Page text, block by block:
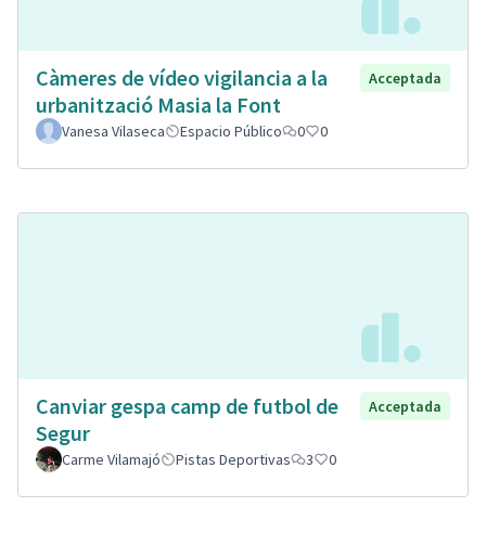
Càmeres de vídeo vigilancia a la
urbanització Masia la Font
Acceptada
Vanesa Vilaseca Espacio Público 0 0
Canviar gespa camp de futbol de
Segur
Acceptada
Carme Vilamajó Pistas Deportivas 3 0